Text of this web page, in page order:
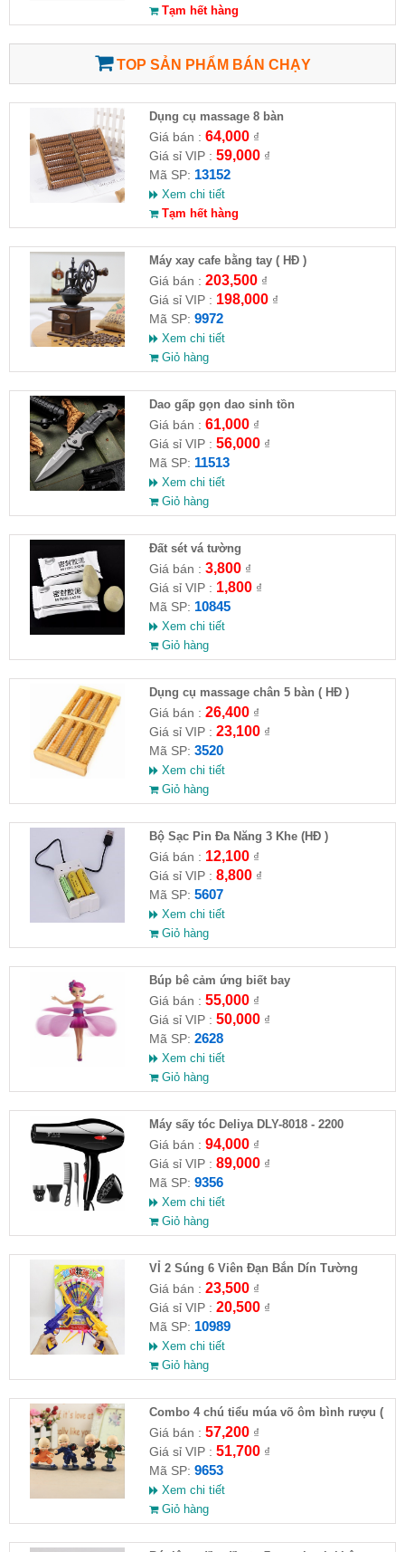
Tạm hết hàng
TOP SẢN PHẨM BÁN CHẠY
Dụng cụ massage 8 bàn
Giá bán : 64,000₫
Giá sỉ VIP : 59,000₫
Mã SP: 13152
Xem chi tiết
Tạm hết hàng
Máy xay cafe bằng tay ( HĐ )
Giá bán : 203,500₫
Giá sỉ VIP : 198,000₫
Mã SP: 9972
Xem chi tiết
Giỏ hàng
Dao gấp gọn dao sinh tồn
Giá bán : 61,000₫
Giá sỉ VIP : 56,000₫
Mã SP: 11513
Xem chi tiết
Giỏ hàng
Đất sét vá tường
Giá bán : 3,800₫
Giá sỉ VIP : 1,800₫
Mã SP: 10845
Xem chi tiết
Giỏ hàng
Dụng cụ massage chân 5 bàn ( HĐ )
Giá bán : 26,400₫
Giá sỉ VIP : 23,100₫
Mã SP: 3520
Xem chi tiết
Giỏ hàng
Bộ Sạc Pin Đa Năng 3 Khe (HĐ )
Giá bán : 12,100₫
Giá sỉ VIP : 8,800₫
Mã SP: 5607
Xem chi tiết
Giỏ hàng
​Búp bê cảm ứng biết bay
Giá bán : 55,000₫
Giá sỉ VIP : 50,000₫
Mã SP: 2628
Xem chi tiết
Giỏ hàng
Máy sấy tóc Deliya DLY-8018 - 2200
Giá bán : 94,000₫
Giá sỉ VIP : 89,000₫
Mã SP: 9356
Xem chi tiết
Giỏ hàng
VỈ 2 Súng 6 Viên Đạn Bắn Dín Tường
Giá bán : 23,500₫
Giá sỉ VIP : 20,500₫
Mã SP: 10989
Xem chi tiết
Giỏ hàng
Combo 4 chú tiểu múa võ ôm bình rượu (
HĐ )
Giá bán : 57,200₫
Giá sỉ VIP : 51,700₫
Mã SP: 9653
Xem chi tiết
Giỏ hàng